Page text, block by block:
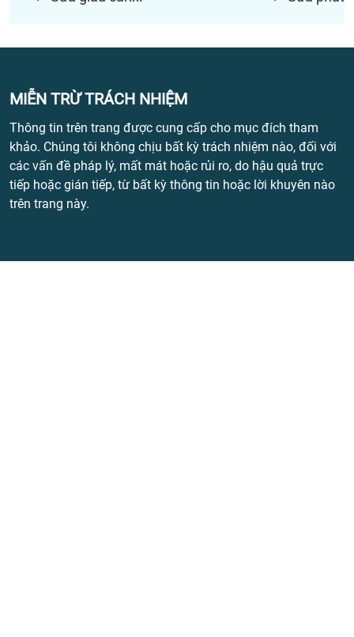
MIỄN TRỪ TRÁCH NHIỆM
Thông tin trên trang được cung cấp cho mục đích tham
khảo. Chúng tôi không chịu bất kỳ trách nhiệm nào, đối với
các vấn đề pháp lý, mất mát hoặc rủi ro, do hậu quả trực
tiếp hoặc gián tiếp, từ bất kỳ thông tin hoặc lời khuyên nào
trên trang này.